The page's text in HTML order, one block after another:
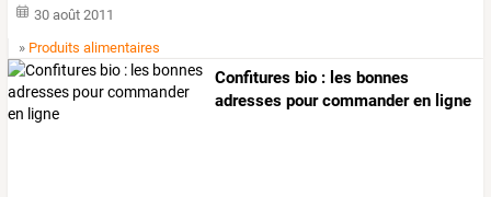
30 août 2011
» Produits alimentaires
Confitures bio : les bonnes
adresses pour commander en ligne